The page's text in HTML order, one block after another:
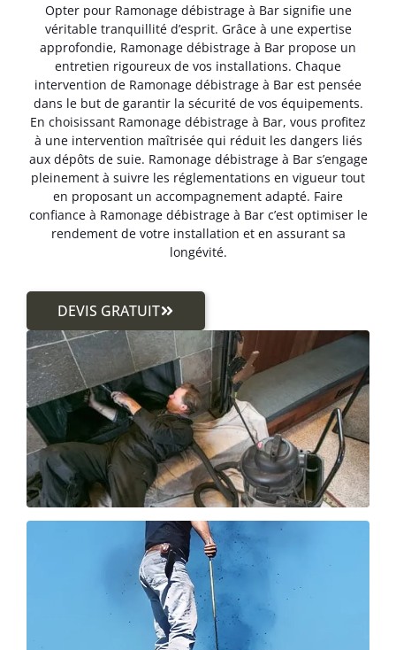
Opter pour Ramonage débistrage à Bar signifie une
véritable tranquillité d’esprit. Grâce à une expertise
approfondie, Ramonage débistrage à Bar propose un
entretien rigoureux de vos installations. Chaque
intervention de Ramonage débistrage à Bar est pensée
dans le but de garantir la sécurité de vos équipements.
En choisissant Ramonage débistrage à Bar, vous profitez
à une intervention maîtrisée qui réduit les dangers liés
aux dépôts de suie. Ramonage débistrage à Bar s’engage
pleinement à suivre les réglementations en vigueur tout
en proposant un accompagnement adapté. Faire
confiance à Ramonage débistrage à Bar c’est optimiser le
rendement de votre installation et en assurant sa
longévité.
DEVIS GRATUIT